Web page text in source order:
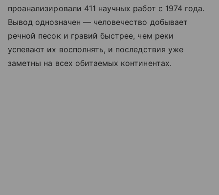
проанализировали 411 научных работ с 1974 года.
Вывод однозначен — человечество добывает
речной песок и гравий быстрее, чем реки
успевают их восполнять, и последствия уже
заметны на всех обитаемых континентах.